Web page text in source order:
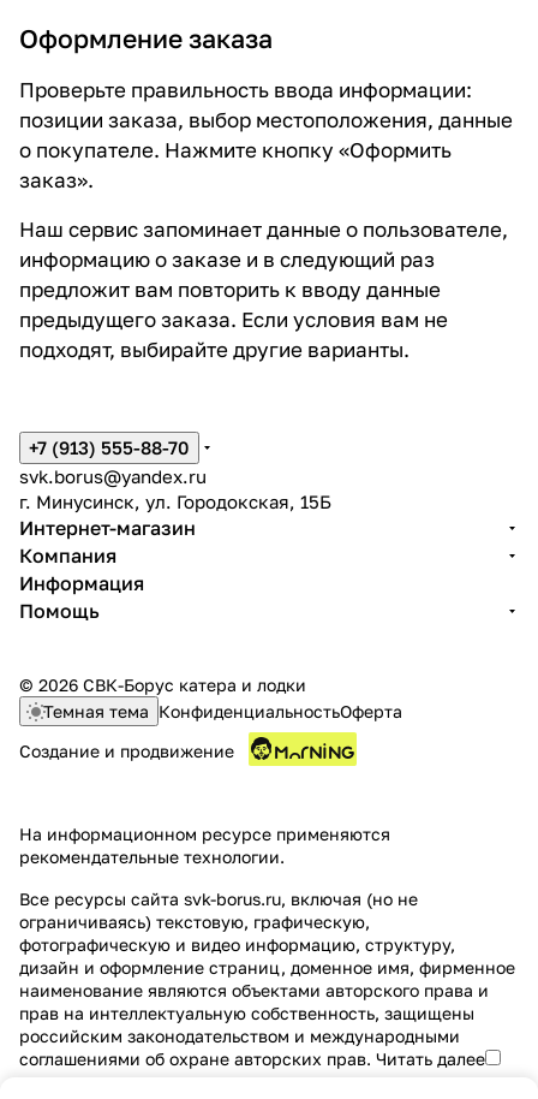
Оформление заказа
Проверьте правильность ввода информации:
позиции заказа, выбор местоположения, данные
о покупателе. Нажмите кнопку «Оформить
заказ».
Наш сервис запоминает данные о пользователе,
информацию о заказе и в следующий раз
предложит вам повторить к вводу данные
предыдущего заказа. Если условия вам не
подходят, выбирайте другие варианты.
+7 (913) 555-88-70
svk.borus@yandex.ru
г. Минусинск, ул. Городокская, 15Б
Интернет-магазин
Компания
Информация
Помощь
© 2026 СВК-Борус катера и лодки
Темная тема КонфиденциальностьОферта
Создание и продвижение
На информационном ресурсе применяются
рекомендательные технологии.
Все ресурсы сайта svk-borus.ru, включая (но не
ограничиваясь) текстовую, графическую,
фотографическую и видео информацию, структуру,
дизайн и оформление страниц, доменное имя, фирменное
наименование являются объектами авторского права и
прав на интеллектуальную собственность, защищены
российским законодательством и международными
соглашениями об охране авторских прав. Читать далее